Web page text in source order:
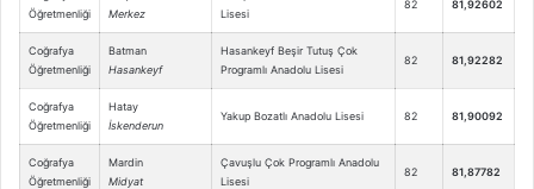
Öğretmenliği
Merkez
Lisesi
82 81,92602
Coğrafya
Öğretmenliği
Batman
Hasankeyf
Hasankeyf Beşir Tutuş Çok
Programlı Anadolu Lisesi
82 81,92282
Coğrafya
Öğretmenliği
Hatay
İskenderun
Yakup Bozatlı Anadolu Lisesi 82 81,90092
Coğrafya
Öğretmenliği
Mardin
Midyat
Çavuşlu Çok Programlı Anadolu
Lisesi
82 81,87782